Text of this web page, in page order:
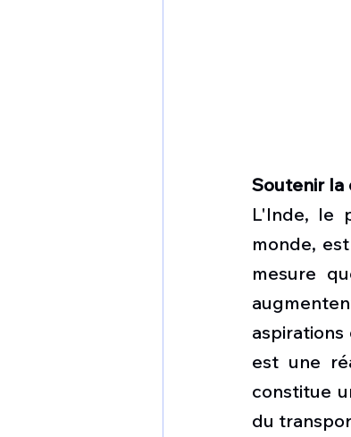
Soutenir la
L'Inde, le
monde,
mesure
est une
constitue
du